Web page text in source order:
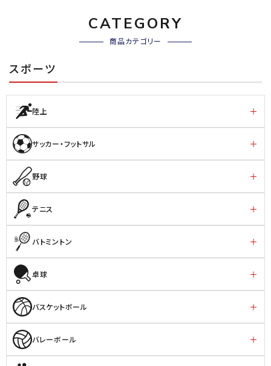
プライバシーポリシー
CATEGORY
商品カテゴリー
スポーツ
陸上
サッカー・フットサル
野球
テニス
バトミントン
卓球
バスケットボール
バレーボール